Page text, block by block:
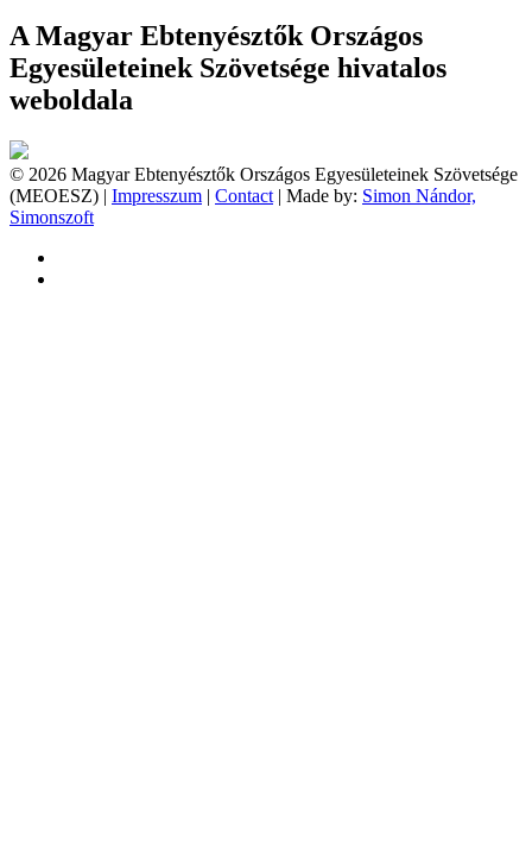
A Magyar Ebtenyésztők Országos
Egyesületeinek Szövetsége hivatalos
weboldala
© 2026 Magyar Ebtenyésztők Országos Egyesületeinek Szövetsége
(MEOESZ) | Impresszum | Contact | Made by: Simon Nándor,
Simonszoft